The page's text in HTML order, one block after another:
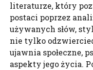
literaturze, który
postaci poprzez
używanych słów,
nie tylko
ujawnia społeczne,
aspekty jego życia.